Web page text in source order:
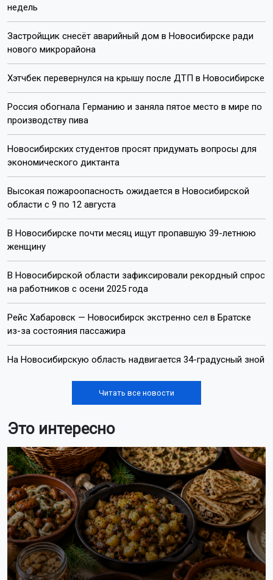
недель
Застройщик снесёт аварийный дом в Новосибирске ради
нового микрорайона
Хэтчбек перевернулся на крышу после ДТП в Новосибирске
Россия обогнала Германию и заняла пятое место в мире по
производству пива
Новосибирских студентов просят придумать вопросы для
экономического диктанта
Высокая пожароопасность ожидается в Новосибирской
области с 9 по 12 августа
В Новосибирске почти месяц ищут пропавшую 39-летнюю
женщину
В Новосибирской области зафиксировали рекордный спрос
на работников с осени 2025 года
Рейс Хабаровск — Новосибирск экстренно сел в Братске
из-за состояния пассажира
На Новосибирскую область надвигается 34-градусный зной
Читать все новости
Это интересно